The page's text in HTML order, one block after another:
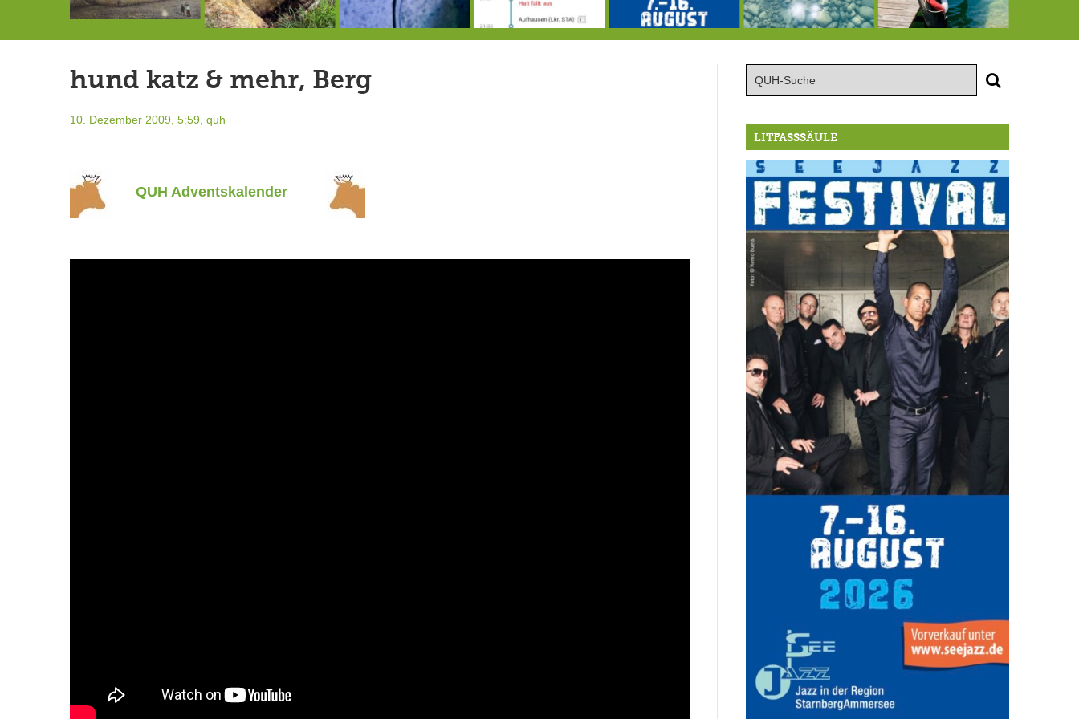
Die letzte Sitzung des Gemeinderates vor der Sommerpause
hund katz & mehr, Berg
10. Dezember 2009, 5:59, quh
QUH Adventskalender
LITFASSSÄULE